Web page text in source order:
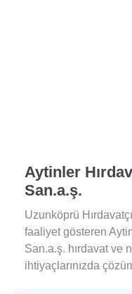
Aytinler
San.a.ş.
Uzunköprü
faaliyet gösteren
San.a.ş. hırdavat ve
ihtiyaçlarınızda